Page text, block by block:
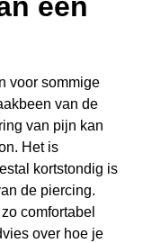
voor sommige
van de
van pijn kan
Het is
kortstondig is
de piercing.
comfortabel
over hoe je